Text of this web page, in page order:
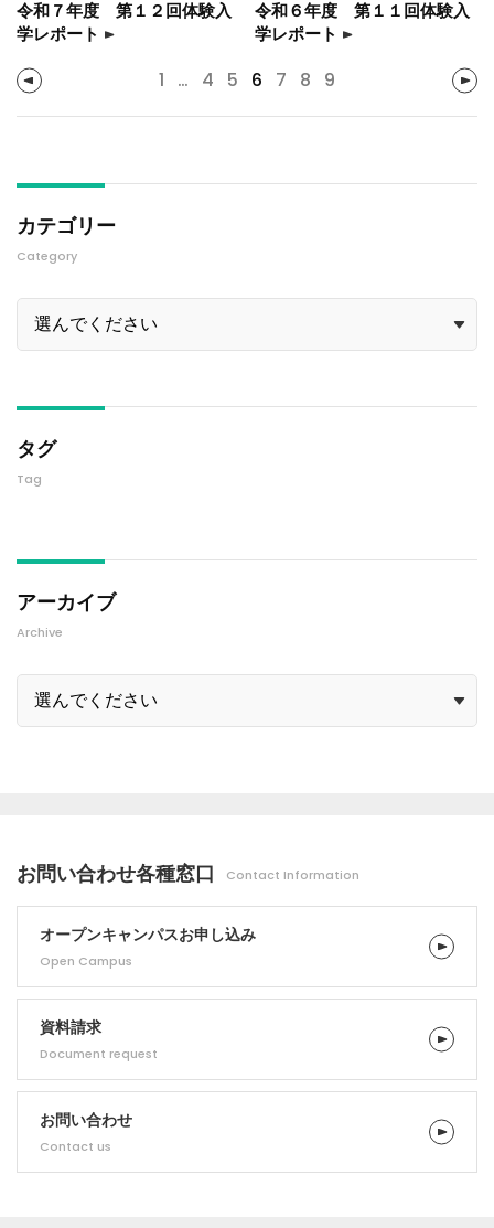
令和７年度 第１２回体験入
学レポート
令和６年度 第１１回体験入
学レポート
1 … 4 5 6 7 8 9
カテゴリー
Category
タグ
Tag
アーカイブ
Archive
お問い合わせ各種窓口 Contact Information
オープンキャンパスお申し込み
Open Campus
資料請求
Document request
お問い合わせ
Contact us